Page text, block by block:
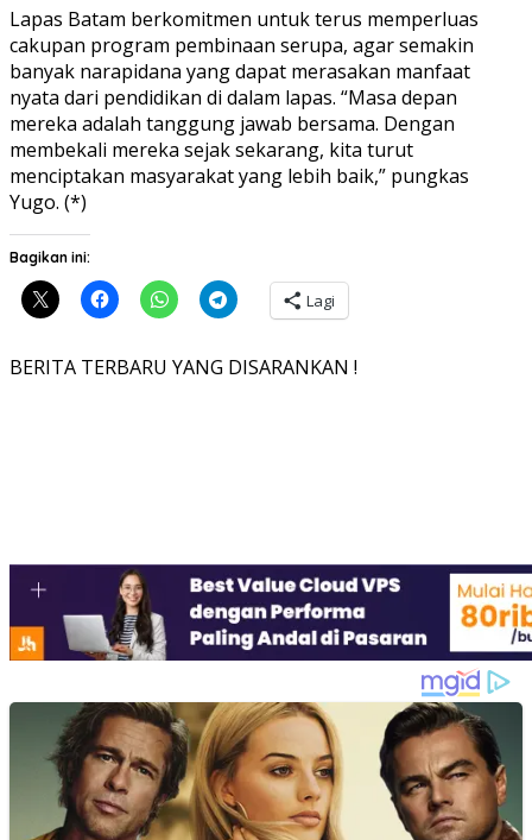
Lapas Batam berkomitmen untuk terus memperluas
cakupan program pembinaan serupa, agar semakin
banyak narapidana yang dapat merasakan manfaat
nyata dari pendidikan di dalam lapas. “Masa depan
mereka adalah tanggung jawab bersama. Dengan
membekali mereka sejak sekarang, kita turut
menciptakan masyarakat yang lebih baik,” pungkas
Yugo. (*)
Bagikan ini:
Lagi
BERITA TERBARU YANG DISARANKAN !